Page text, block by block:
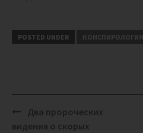
POSTED UNDER КОНСПИРОЛОГИЯ
Post
navigation
Два пророческих
видения о скорых